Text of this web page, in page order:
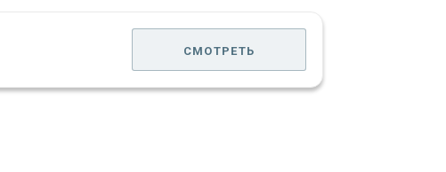
смотреть